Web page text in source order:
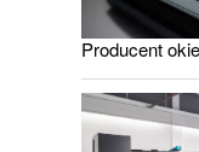
Producent